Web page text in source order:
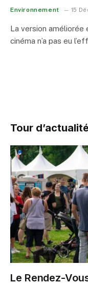
Environnement 15
La version
cinéma n’a pas eu
Tour d’actualité
Le Rendez-